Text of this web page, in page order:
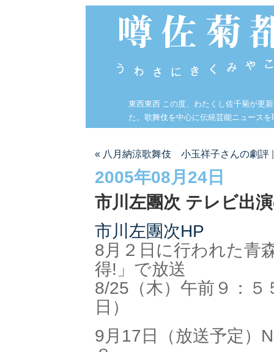
東西東西 この度、わたくし佐千菊が更
た。歌舞伎を中心に伝統芸能ニュース
« 八月納涼歌舞伎 小玉祥子さんの劇評
2005年08月24日
市川左團次 テレビ出
市川左團次HP
8月２日に行われた青
得!」で放送
8/25（木）午前９：
日）
9月17日（放送予定）